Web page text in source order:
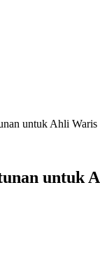
untuk Ahli